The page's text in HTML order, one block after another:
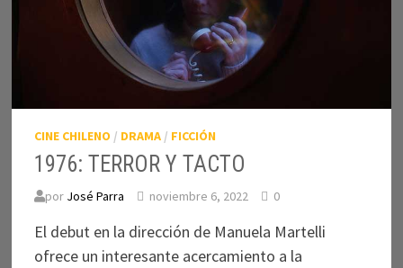
CINE CHILENO / DRAMA/ FICCIÓN
1976: TERROR Y TACTO
por José Parra noviembre 6, 2022 0
El debut en la dirección de Manuela Martelli
ofrece un interesante acercamiento a la